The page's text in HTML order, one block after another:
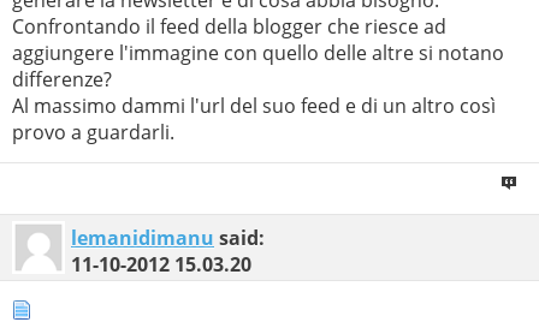
Confrontando il feed della blogger che riesce ad
aggiungere l'immagine con quello delle altre si notano
differenze?
Al massimo dammi l'url del suo feed e di un altro così
provo a guardarli.
lemanidimanu said:
11-10-2012 15.03.20